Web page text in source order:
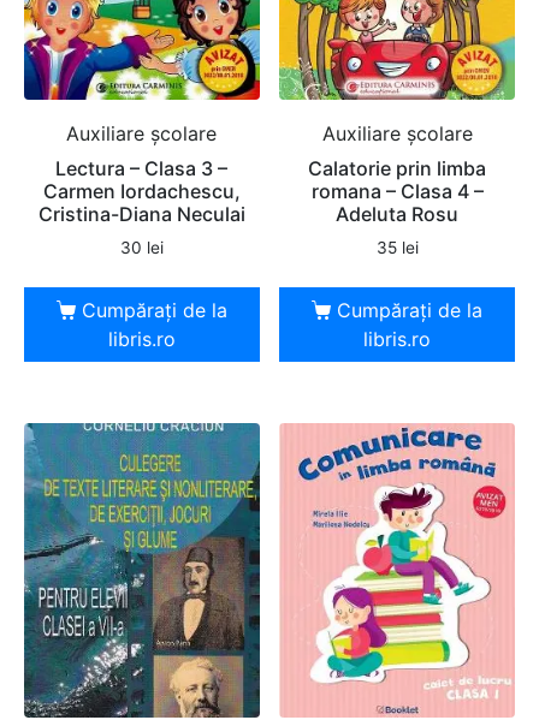
Auxiliare şcolare
Lectura – Clasa 3 –
Carmen Iordachescu,
Cristina-Diana Neculai
30 lei
Cumpărați de la
libris.ro
Auxiliare şcolare
Calatorie prin limba
romana – Clasa 4 –
Adeluta Rosu
35 lei
Cumpărați de la
libris.ro